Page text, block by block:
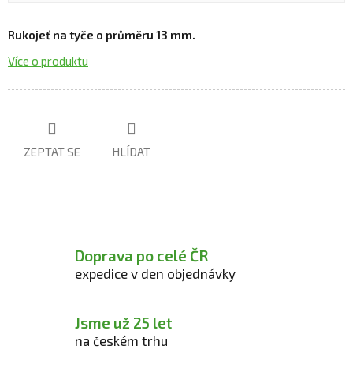
Rukojeť na tyče o průměru 13 mm.
Více o produktu
ZEPTAT SE HLÍDAT
Doprava po celé ČR
expedice v den objednávky
Jsme už 25 let
na českém trhu